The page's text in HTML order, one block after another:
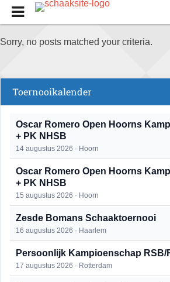
Sorry, no posts matched your criteria.
Toernooikalender
Oscar Romero Open Hoorns
+ PK NHSB
14 augustus 2026 · Hoorn
Oscar Romero Open Hoorns
+ PK NHSB
15 augustus 2026 · Hoorn
Zesde Bomans Schaaktoernooi
16 augustus 2026 · Haarlem
Persoonlijk Kampioenschap RSB/
17 augustus 2026 · Rotterdam